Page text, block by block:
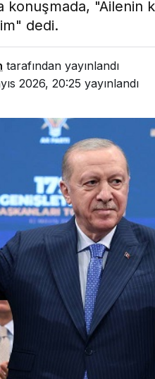
konuşmada, "Ailenin
dedi.
tarafından yayınlandı
2026, 20:25 yayınlandı